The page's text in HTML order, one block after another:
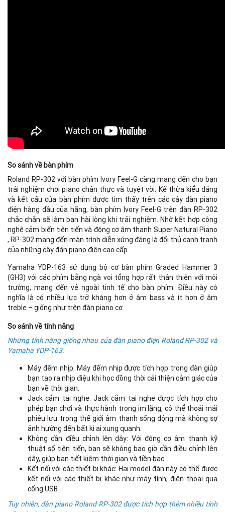
So sánh về bàn phím
Roland RP-302 với bàn phím Ivory Feel-G càng mang đến cho bạn
trải nghiệm chơi piano chân thực và tuyệt vời. Kế thừa kiểu dáng
và kết cấu của bàn phím được tìm thấy trên các cây đàn piano
điện hàng đầu của hãng, bàn phím Ivory Feel-G trên đàn RP-302
chắc chắn sẽ làm bạn hài lòng khi trải nghiệm. Nhờ kết hợp công
nghệ cảm biến tiên tiến và động cơ âm thanh Super Natural Piano
, RP-302 mang đến màn trình diễn xứng đáng là đối thủ cạnh tranh
của những cây đàn piano điện cao cấp.
Yamaha YDP-163 sử dụng bộ cơ bàn phím Graded Hammer 3
(GH3) với các phím bằng ngà voi tổng hợp rất thân thiện với môi
trường, mang đến vẻ ngoài tinh tế cho bàn phím. Điều này có
nghĩa là có nhiều lực trở kháng hơn ở âm bass và ít hơn ở âm
treble – giống như trên đàn piano cơ.
So sánh về tính năng
Những tính năng giống nhau của đàn piano điện Roland RP-302 và
Yamaha YDP-163:
Máy đếm nhịp: Máy đếm nhịp được tích hợp trong đàn giúp
bạn tạo ra nhịp điệu khi học đồng thời cải thiện cảm giác của
bạn về thời gian.
Jack cắm tai nghe: Jack cắm tai nghe được tích hợp cho
phép bạn chơi và thực hành trong im lặng, có thể thoải mái
phiêu lưu trong thế giới âm thanh sống động mà không sợ
ảnh hưởng đến bất kì ai xung quanh.
Không cần điều chỉnh lên dây: Với động cơ âm thanh kỹ
thuật số tiên tiến, bạn sẽ không bao giờ cần điều chỉnh lên
dây, giúp bạn tiết kiệm thời gian và tiền bạc
Kết nối với các thiết bị khác: Hai model đàn này có thể được
kết nối với các thiết bị khác như máy tính, điện thoại qua
cổng USB
Tuy nhiên, đàn piano Roland RP-302 được tích hợp thêm nhiều tính